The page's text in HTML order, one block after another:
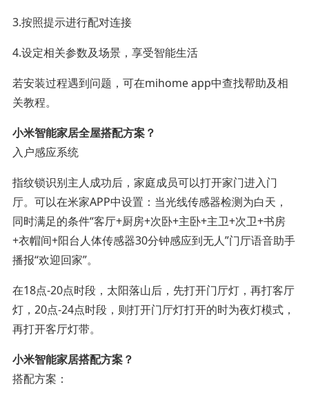
3.按照提示进行配对连接
4.设定相关参数及场景，享受智能生活
若安装过程遇到问题，可在mihome app中查找帮助及相
关教程。
小米智能家居全屋搭配方案？
入户感应系统
指纹锁识别主人成功后，家庭成员可以打开家门进入门
厅。可以在米家APP中设置：当光线传感器检测为白天，
同时满足的条件“客厅+厨房+次卧+主卧+主卫+次卫+书房
+衣帽间+阳台人体传感器30分钟感应到无人”门厅语音助手
播报“欢迎回家”。
在18点-20点时段，太阳落山后，先打开门厅灯，再打客厅
灯，20点-24点时段，则打开门厅灯打开的时为夜灯模式，
再打开客厅灯带。
小米智能家居搭配方案？
搭配方案：